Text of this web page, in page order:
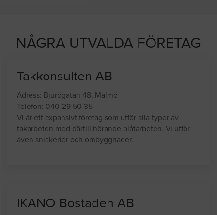
NÅGRA UTVALDA FÖRETAG
Takkonsulten AB
Adress: Bjurögatan 48, Malmö
Telefon: 040-29 50 35
Vi är ett expansivt företag som utför alla typer av
takarbeten med därtill hörande plåtarbeten. Vi utför
även snickerier och ombyggnader.
IKANO Bostaden AB